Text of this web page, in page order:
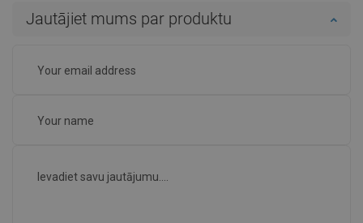
Jautājiet mums par produktu